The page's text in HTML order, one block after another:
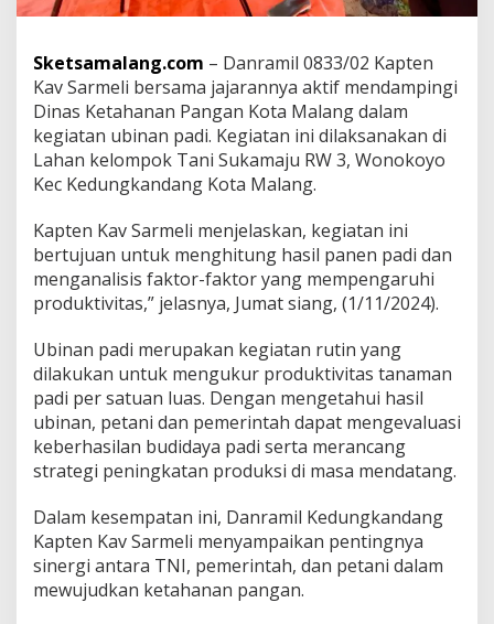
b
i
n
a
n
P
a
i
D
u
k
u
g
K
e
t
a
h
a
n
n
P
a
n
Sketsamalang.com – Danramil 0833/02 Kapten
Kav Sarmeli bersama jajarannya aktif mendampingi
Dinas Ketahanan Pangan Kota Malang dalam
kegiatan ubinan padi. Kegiatan ini dilaksanakan di
Lahan kelompok Tani Sukamaju RW 3, Wonokoyo
Kec Kedungkandang Kota Malang.
Kapten Kav Sarmeli menjelaskan, kegiatan ini
bertujuan untuk menghitung hasil panen padi dan
menganalisis faktor-faktor yang mempengaruhi
produktivitas,” jelasnya, Jumat siang, (1/11/2024).
Ubinan padi merupakan kegiatan rutin yang
dilakukan untuk mengukur produktivitas tanaman
padi per satuan luas. Dengan mengetahui hasil
ubinan, petani dan pemerintah dapat mengevaluasi
keberhasilan budidaya padi serta merancang
strategi peningkatan produksi di masa mendatang.
Dalam kesempatan ini, Danramil Kedungkandang
Kapten Kav Sarmeli menyampaikan pentingnya
sinergi antara TNI, pemerintah, dan petani dalam
mewujudkan ketahanan pangan.